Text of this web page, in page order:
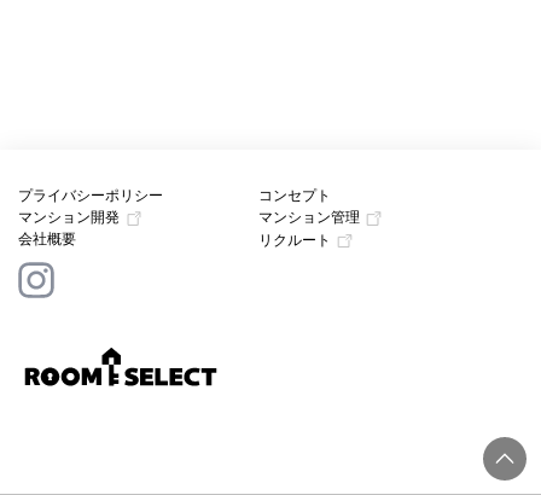
プライバシーポリシー
コンセプト
マンション開発
マンション管理
会社概要
リクルート